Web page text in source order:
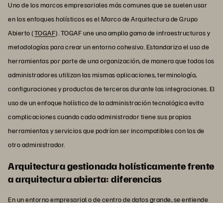
Uno de los marcos empresariales más comunes que se suelen usar
en los enfoques holísticos es el Marco de Arquitectura de Grupo
Abierto (TOGAF). TOGAF une una amplia gama de infraestructuras y
metodologías para crear un entorno cohesivo. Estandariza el uso de
herramientas por parte de una organización, de manera que todos los
administradores utilizan las mismas aplicaciones, terminología,
configuraciones y productos de terceros durante las integraciones. El
uso de un enfoque holístico de la administración tecnológica evita
complicaciones cuando cada administrador tiene sus propias
herramientas y servicios que podrían ser incompatibles con los de
otro administrador.
Arquitectura gestionada holísticamente frente
a arquitectura abierta: diferencias
En un entorno empresarial o de centro de datos grande, se entiende